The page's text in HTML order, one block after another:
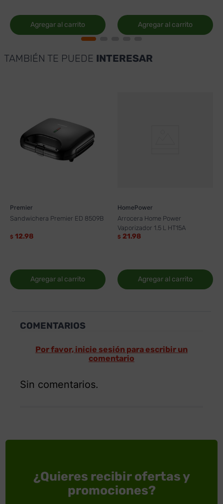
Agregar al carrito Agregar al carrito
TAMBIÉN TE PUEDE INTERESAR
Premier
Sandwichera Premier ED 8509B
$ 12.98
Agregar al carrito
HomePower
Arrocera Home Power
Vaporizador 1.5 L HT15A
$ 21.98
Agregar al carrito
COMENTARIOS
Por favor, inicie sesión para escribir un
comentario
Sin comentarios.
¿Quieres recibir ofertas y
promociones?